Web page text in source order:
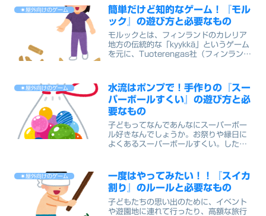
が少ないのでは？そんなヨーヨーつりを
子供たちにも気軽に体験さ...
☀屋外向けのゲーム
簡単だけど知的なゲーム！『モル
ック』の遊び方と必要なもの
モルックとは、フィンランドのカレリア
地方の伝統的な「kyykkä」というゲーム
を元に、Tuoterengas社（フィンラン
年から開かれるようになったことで徐々
に認知度...
☀屋外向けのゲーム
水流はポンプで！手作りの『スー
パーボールすくい』の遊び方と必
要なもの
子どもってなんであんなにスーパーボー
ル好きなんでしょうか。お祭りや縁日に
よくあるスーパーボールすくい。したこ
なる不思議な存在。スーパーボールは飲
み込んでしまう年齢でなく...
☀屋外向けのゲーム
一度はやってみたい！！『スイカ
割り』のルールと必要なもの
子どもたちの思い出のために、イベント
や遊園地に連れて行ったり、高額な旅行